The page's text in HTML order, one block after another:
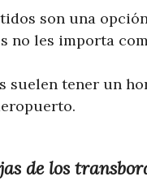
son una
no les importa
suelen tener un
de los